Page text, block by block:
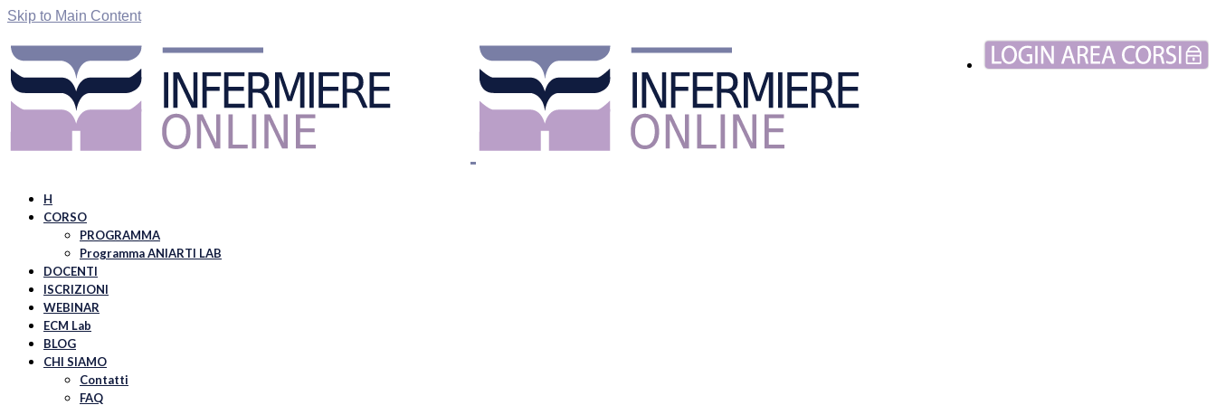
Skip to Main Content
H
CORSO
PROGRAMMA
Programma ANIARTI LAB
DOCENTI
ISCRIZIONI
WEBINAR
ECM Lab
BLOG
CHI SIAMO
Contatti
FAQ